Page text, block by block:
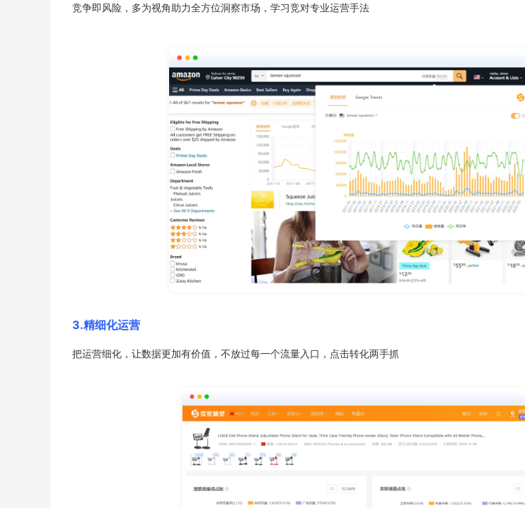
竞争即风险，多为视角助力全方位洞察市场，学习竞对专业运营手法
3.精细化运营
把运营细化，让数据更加有价值，不放过每一个流量入口，点击转化两手抓